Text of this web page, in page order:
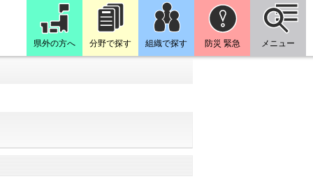
県外の方へ 分野で探す 組織で探す 防災 緊急 メニュー